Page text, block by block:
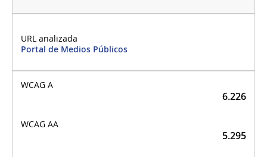
Portal de Medios Públicos
6.226
5.295